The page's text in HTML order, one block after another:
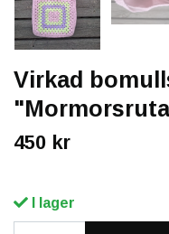
Virkad
450 kr
I lager